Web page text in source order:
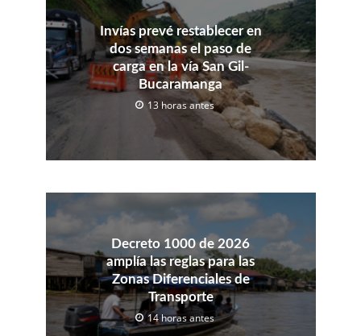
Invías prevé restablecer en
dos semanas el paso de
carga en la vía San Gil-
Bucaramanga
13 horas antes
Decreto 1000 de 2026
amplía las reglas para las
Zonas Diferenciales de
Transporte
14 horas antes